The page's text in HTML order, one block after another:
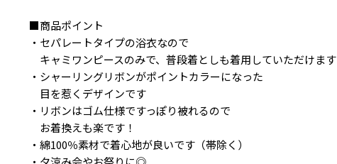
■商品ポイント
・セパレートタイプの浴衣なので
キャミワンピースのみで、普段着としも着用していただけます
・シャーリングリボンがポイントカラーになった
目を惹くデザインです
・リボンはゴム仕様ですっぽり被れるので
お着換えも楽です！
・綿100％素材で着心地が良いです（帯除く）